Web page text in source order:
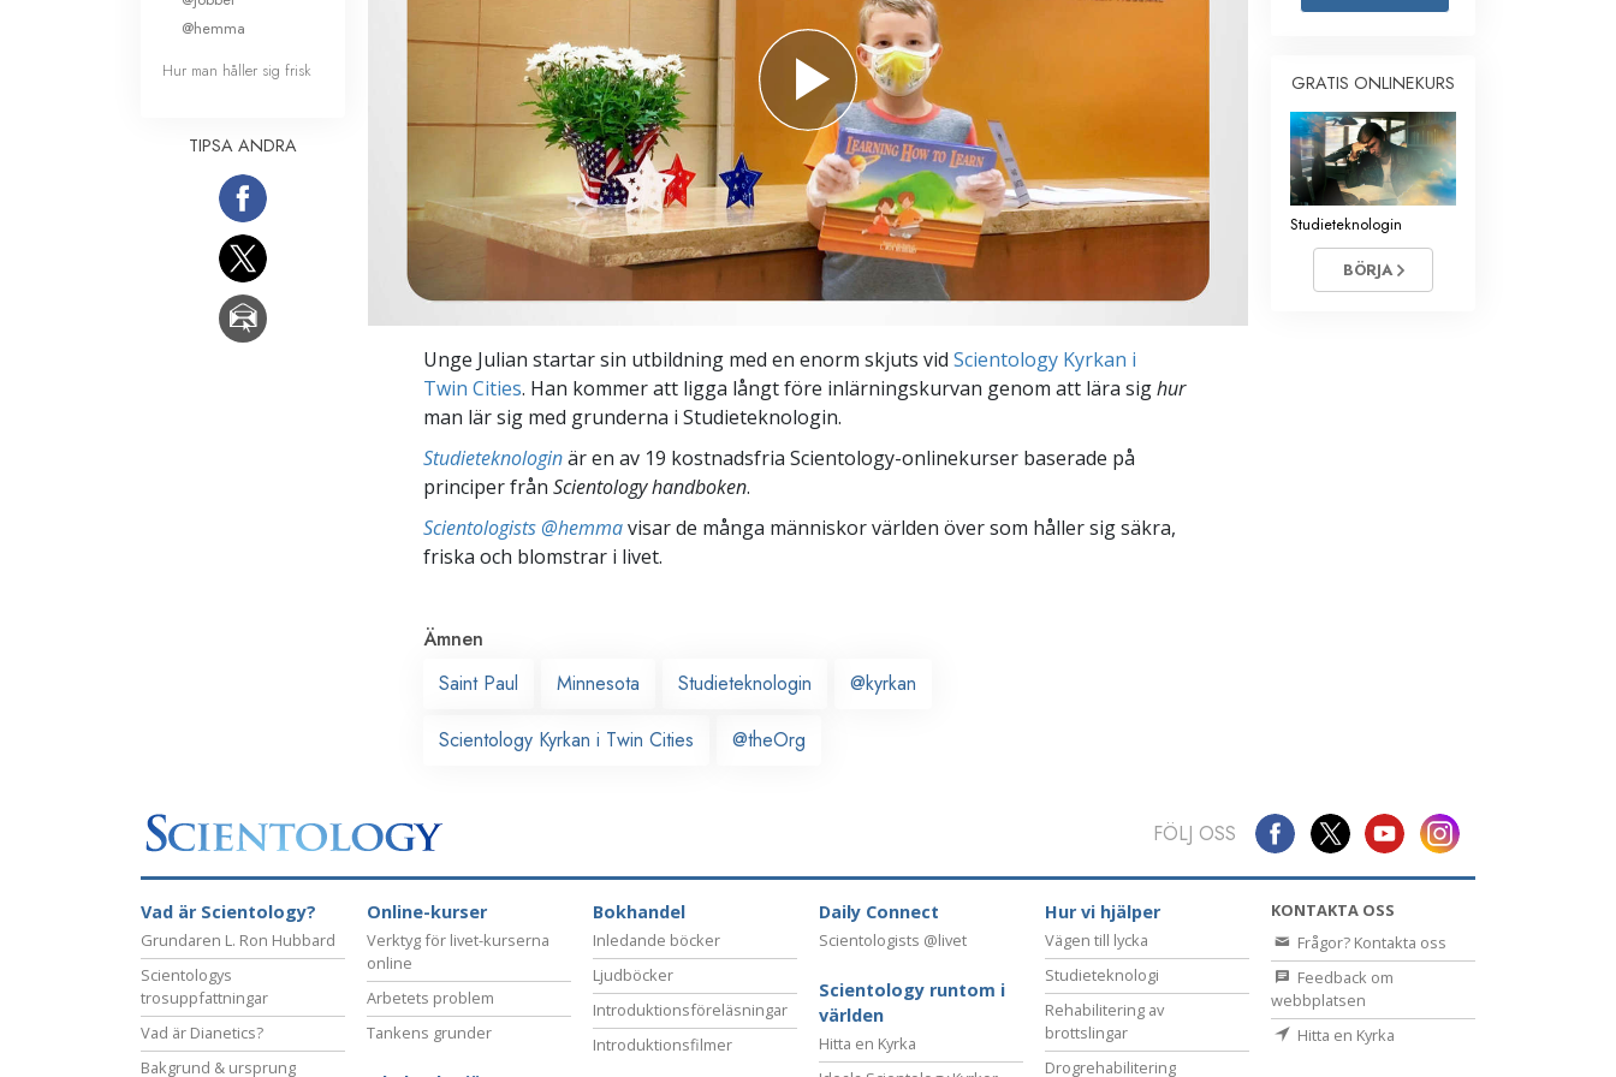
Verktyg för arbetslivet
Etik och tillstånden
Orsaken till undertryckande
Undersökningar
Organiseringens grunder
Unge Julian startar sin utbildning med en enorm skjuts vid Scientology Kyrkan i
Twin Cities. Han kommer att ligga långt före inlärningskurvan genom att lära sighur
man lär sig med grunderna i Studieteknologin.
Studieteknologinär en av 19 kostnadsfria Scientology-onlinekurser baserade på
principer från Scientology handboken.
Scientologists @hemmavisar de många människor världen över som håller sig säkra,
friska och blomstrar i livet.
Ämnen
Saint Paul
Minnesota Studieteknologin @kyrkan
Scientology Kyrkan i Twin Cities @theOrg
@hemma
Hur man håller sig frisk
TIPSA ANDRA
GRATIS ONLINEKURS
Studieteknologin
BÖRJA
FÖLJ OSS
Vad är Scientology?
Grundaren L. Ron Hubbard
Scientologys
trosuppfattningar
Vad är Dianetics?
Bakgrund & ursprung
Online-kurser
Verktyg för livet-kurserna
online
Arbetets problem
Tankens grunder
Bokhandel
Inledande böcker
Ljudböcker
Introduktionsföreläsningar
Introduktionsfilmer
Daily Connect
Scientologists @livet
Scientology runtom i
världen
Hitta en Kyrka
Hur vi hjälper
Vägen till lycka
Studieteknologi
Rehabilitering av
brottslingar
Drogrehabilitering
KONTAKTA OSS
Frågor? Kontakta oss
Feedback om
webbplatsen
Hitta en Kyrka